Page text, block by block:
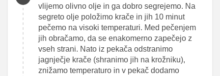
vlijemo olivno olje in ga dobro segrejemo. Na
segreto olje položimo krače in jih 10 minut
pečemo na visoki temperaturi. Med pečenjem
jih obračamo, da se enakomerno zapečejo z
vseh strani. Nato iz pekača odstranimo
jagnječje krače (shranimo jih na krožniku),
znižamo temperaturo in v pekač dodamo